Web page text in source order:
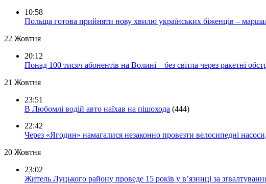
10:58
Польща готова прийняти нову хвилю українських біженців –
22 Жовтня
20:12
Понад 100 тисяч абонентів на Волині – без світла через ракетні
21 Жовтня
23:51
В Любомлі водій авто наїхав на пішохода (444)
22:42
Через «Ягодин» намагалися незаконно провезти велосипедні
20 Жовтня
23:02
Житель Луцького району проведе 15 років у в’язниці за